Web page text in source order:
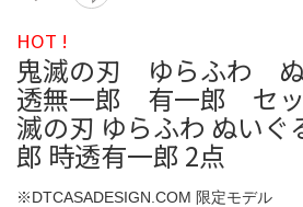
HOT !
鬼滅の刃 ゆらふわ
透無一郎 有一郎 セッ
滅の刃 ゆらふわ ぬいぐ
郎 時透有一郎 2点
※DTCASADESIGN.COM 限定モデル